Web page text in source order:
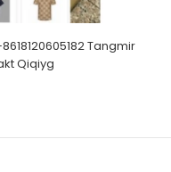
Tangmir
Qiqiyg